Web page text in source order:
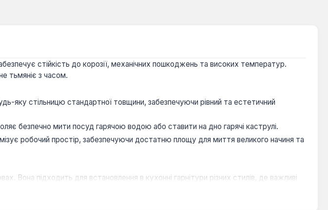
стійкість до корозії, механічних пошкоджень та високих температур.
тьмяніє з часом.
яку стільницю стандартної товщини, забезпечуючи рівний та естетичний
безпечно мити посуд гарячою водою або ставити на дно гарячі каструлі.
робочий простір, забезпечуючи достатню площу для миття великого начиня та
Вона підходить для встановлення в кухонні гарнітури різних стилів, де важливі